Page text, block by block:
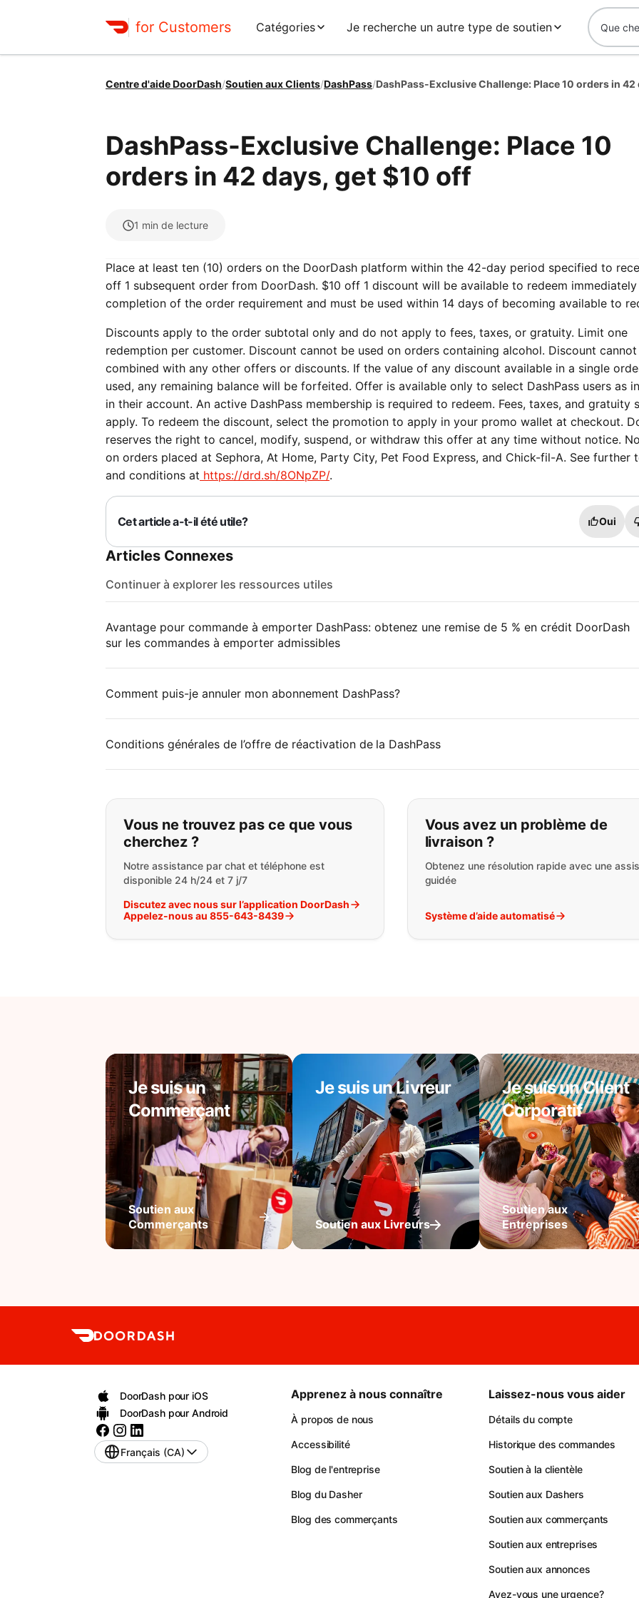
for Customers Catégories Je recherche un autre type de soutien
Centre d'aide DoorDash/Soutien aux Clients/DashPass/
DashPass-Exclusive Challenge: Place 10
orders in 42 days, get $10 off
1 min de lecture
Place at least ten (10) orders on the DoorDash platform within the 42-day period specified to
off 1 subsequent order from DoorDash. $10 off 1 discount will be available to redeem
completion of the order requirement and must be used within 14 days of becoming available to
Discounts apply to the order subtotal only and do not apply to fees, taxes, or gratuity. Limit one
redemption per customer. Discount cannot be used on orders containing alcohol. Discount
combined with any other offers or discounts. If the value of any discount available in a single
used, any remaining balance will be forfeited. Offer is available only to select DashPass users as
in their account. An active DashPass membership is required to redeem. Fees, taxes, and gratuity
apply. To redeem the discount, select the promotion to apply in your promo wallet at checkout.
reserves the right to cancel, modify, suspend, or withdraw this offer at any time without notice.
on orders placed at Sephora, At Home, Party City, Pet Food Express, and Chick-fil-A. See further
and conditions at https://drd.sh/8ONpZP/.
Cet article a-t-il été utile? Oui
Articles Connexes
Continuer à explorer les ressources utiles
Avantage pour commande à emporter DashPass: obtenez une remise de 5 % en crédit DoorDash
sur les commandes à emporter admissibles
Comment puis-je annuler mon abonnement DashPass?
Conditions générales de l’offre de réactivation de la DashPass
Si vous ne trouvez pas ce que vous cherchez:
Vous ne trouvez pas ce que vous
cherchez ?
Notre assistance par chat et téléphone est
disponible 24 h/24 et 7 j/7
Discutez avec nous sur l’application DoorDash
Appelez-nous au 855-643-8439
Vous avez un problème de
livraison ?
Obtenez une résolution rapide avec une
guidée
Système d’aide automatisé
Je suis un
Commerçant
Soutien aux
Commerçants
Je suis un Livreur
Soutien aux Livreurs
Je suis un Client
Corporatif
Soutien aux
Entreprises
DoorDash pour iOS
DoorDash pour Android
Français (CA)
Apprenez à nous connaître
À propos de nous
Accessibilité
Blog de l'entreprise
Blog du Dasher
Blog des commerçants
Laissez-nous vous aider
Détails du compte
Historique des commandes
Soutien à la clientèle
Soutien aux Dashers
Soutien aux commerçants
Soutien aux entreprises
Soutien aux annonces
Avez-vous une urgence?